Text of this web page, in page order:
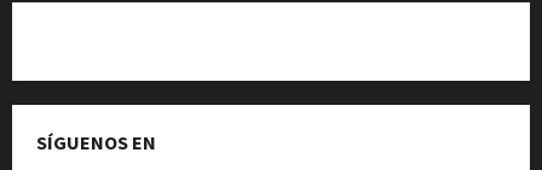
SÍGUENOS EN